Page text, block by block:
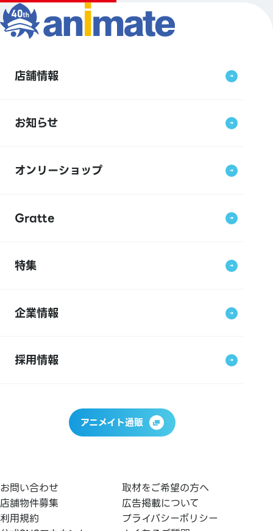
店舗情報
お知らせ
オンリーショップ
Gratte
特集
企業情報
採用情報
アニメイト通販
お問い合わせ
取材をご希望の方へ
店舗物件募集
広告掲載について
利用規約
プライバシーポリシー